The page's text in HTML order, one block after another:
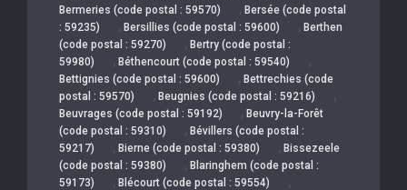
Bermeries (code postal : 59570) , Bersée (code postal
: 59235)
, Bersillies (code postal : 59600) , Berthen
(code postal : 59270)
, Bertry (code postal :
59980)
, Béthencourt (code postal : 59540) ,
Bettignies (code postal : 59600) , Bettrechies (code
postal : 59570)
, Beugnies (code postal : 59216) ,
Beuvrages (code postal : 59192) , Beuvry-la-Forêt
(code postal : 59310)
, Bévillers (code postal :
59217)
, Bierne (code postal : 59380) , Bissezeele
(code postal : 59380)
, Blaringhem (code postal :
59173)
, Blécourt (code postal : 59554) ,